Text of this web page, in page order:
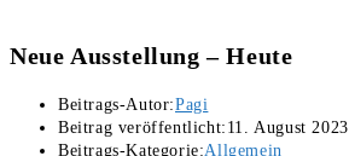
Neue Ausstellung – Heute
Beitrags-Autor:Pagi
Beitrag veröffentlicht: 11. August 2023
Beitrags-Kategorie:Allgemein